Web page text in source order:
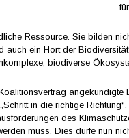
Ressource. Sie bilden
auch ein Hort der
biodiverse
angekündigte
in die richtige
des
muss. Dies dürfe nun